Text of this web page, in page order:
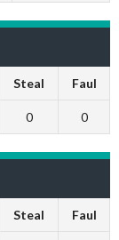
Steal Faul
0 0
Steal Faul